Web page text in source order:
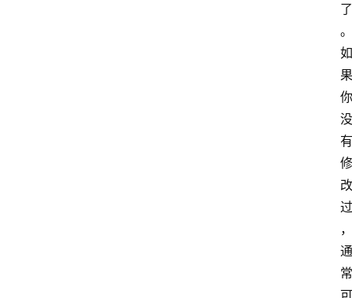
了
。
如
果
你
没
有
修
改
过
，
通
常
可